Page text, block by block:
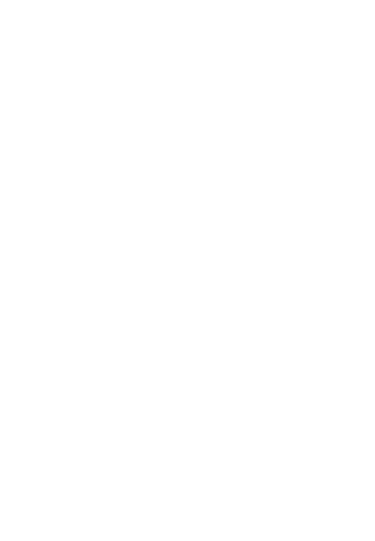
De La Rosa Villegas, y a funcionarios del
de Presa, mansión de estilo campestre
virrey del Perú, Manuel de Amat y
del próximo año y albergarán un museo y